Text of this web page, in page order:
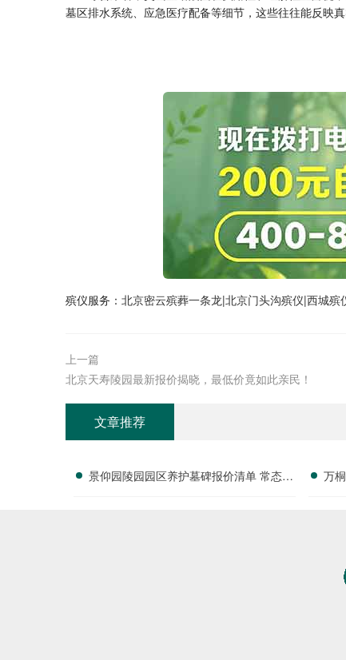
墓区排水系统、应急医疗配备等细节，这些往往能反映真
殡仪服务： 北京密云殡葬一条龙|北京门头沟殡仪|西城殡
上一篇
北京天寿陵园最新报价揭晓，最低价竟如此亲民！
文章推荐
景仰园陵园园区养护墓碑报价清单 常态化
万